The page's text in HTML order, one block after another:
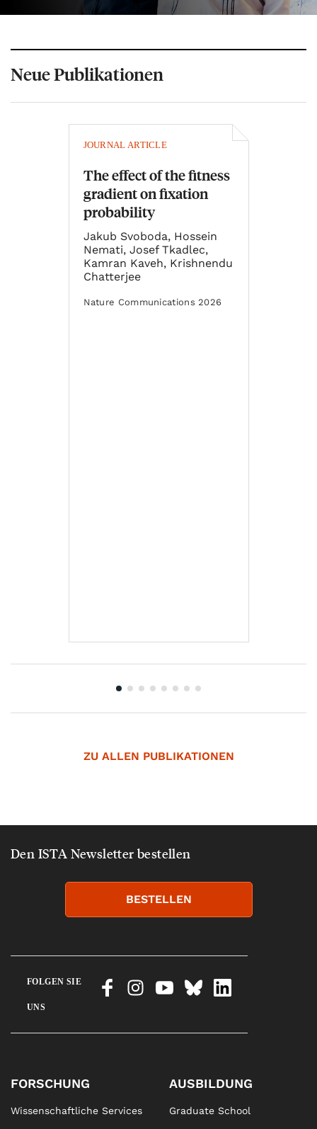
Neue Publikationen
JOURNAL ARTICLE
The effect of the fitness
gradient on fixation
probability
Jakub Svoboda, Hossein
Nemati, Josef Tkadlec,
Kamran Kaveh, Krishnendu
Chatterjee
Nature Communications 2026
ZU ALLEN PUBLIKATIONEN
Den ISTA Newsletter bestellen
BESTELLEN
FOLGEN SIE
UNS
FORSCHUNG
Wissenschaftliche Services
AUSBILDUNG
Graduate School